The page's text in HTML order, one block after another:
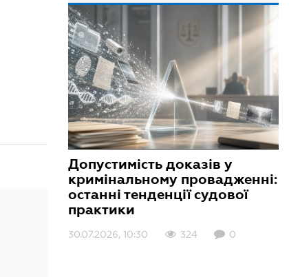
Допустимість доказів у
кримінальному провадженні:
останні тенденції судової
практики
30.07.2026, 10:30 324 0